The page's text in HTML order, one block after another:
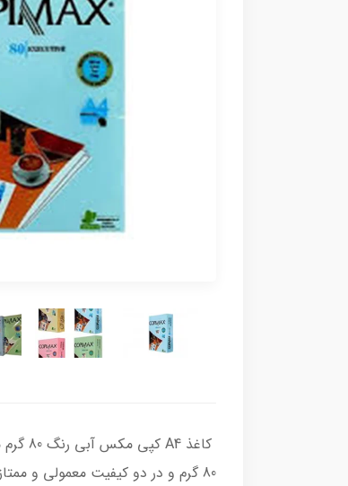
80 گرم و در دو کیفیت معمولی و